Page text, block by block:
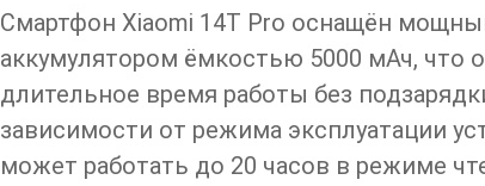
Смартфон Xiaomi 14T Pro оснащён
аккумулятором ёмкостью 5000 мАч, что
длительное время работы без
зависимости от режима эксплуатации
может работать до 20 часов в режиме